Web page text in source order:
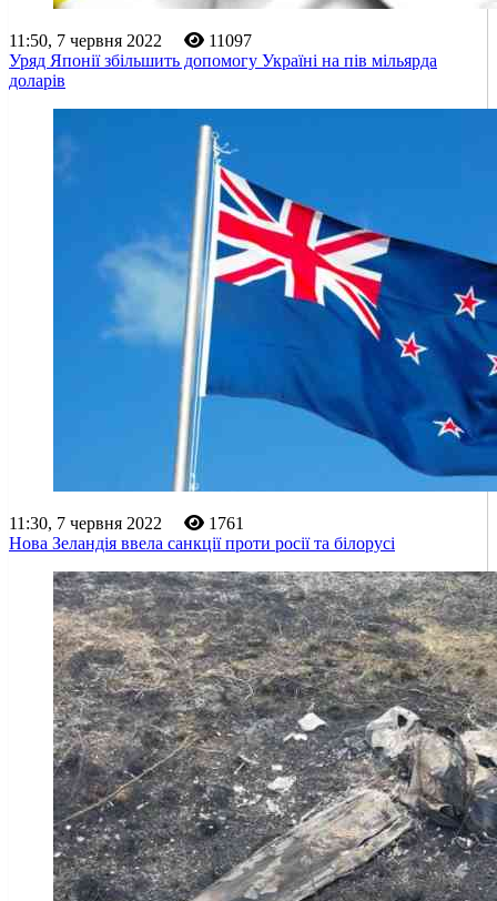
11:50, 7 червня 2022
11097
Уряд Японії збільшить допомогу Україні на пів мільярда
доларів
11:30, 7 червня 2022
1761
Нова Зеландія ввела санкції проти росії та білорусі